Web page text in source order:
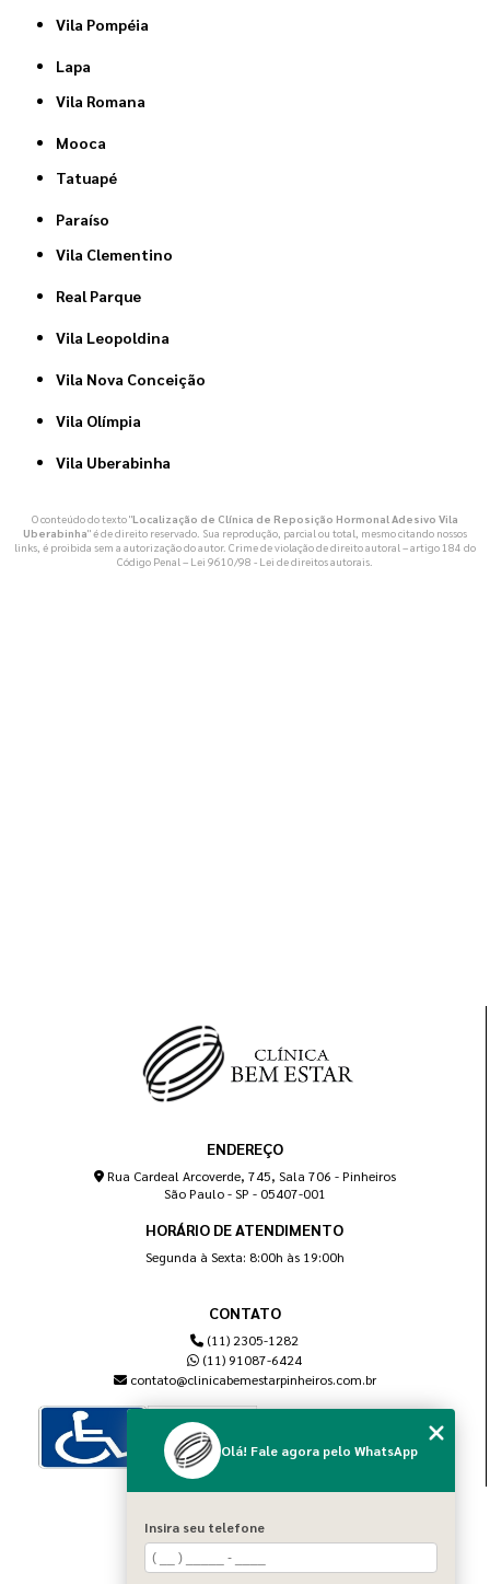
Vila Pompéia
Lapa
Vila Romana
Mooca
Tatuapé
Paraíso
Vila Clementino
Real Parque
Vila Leopoldina
Vila Nova Conceição
Vila Olímpia
Vila Uberabinha
O conteúdo do texto "Localização de Clínica de Reposição Hormonal Adesivo Vila
Uberabinha" é de direito reservado. Sua reprodução, parcial ou total, mesmo citando nossos
links, é proibida sem a autorização do autor. Crime de violação de direito autoral – artigo 184 do
Código Penal – Lei 9610/98 - Lei de direitos autorais
ENDEREÇO
Rua Cardeal Arcoverde, 745, Sala 706 - Pinheiros
São Paulo - SP - 05407-001
HORÁRIO DE ATENDIMENTO
Segunda à Sexta: 8:00h às 19:00h
CONTATO
(11) 2305-1282
(11) 91087-6424
contato@clinicabemestarpinheiros.com.br
Home
Sobre nós
Olá! Fale agora pelo WhatsApp
Insira seu telefone